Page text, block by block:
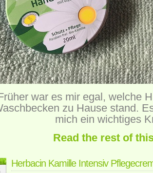
war es mir egal, welche
zu Hause stand.
mich ein wichtiges
Read the rest of
Herbacin Kamille Intensiv